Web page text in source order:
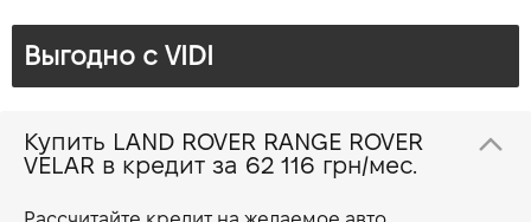
Прайс Range Rover Velar 2.0 D 204 Base
Выгодно c VIDI
Купить LAND ROVER RANGE ROVER
VELAR в кредит за 62 116 грн/мес.